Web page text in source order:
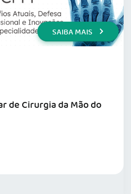
SAIBA MAIS
de Cirurgia da Mão do